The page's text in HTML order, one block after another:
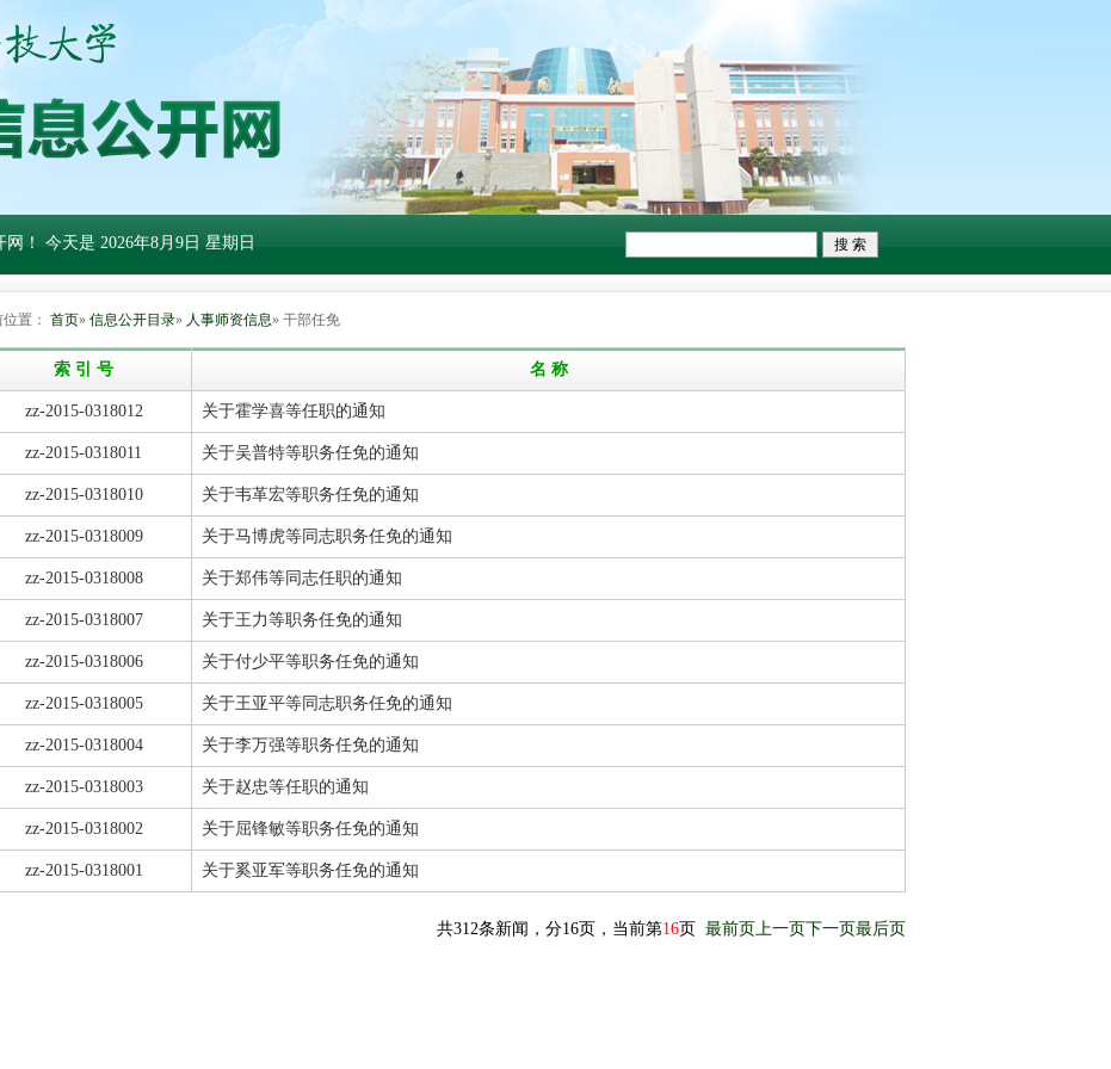
网！ 今天是 2026年8月9日 星期日
置： 首页» 信息公开目录» 人事师资信息» 干部任免
索 引 号 名 称
zz-2015-0318012 关于霍学喜等任职的通知
zz-2015-0318011 关于吴普特等职务任免的通知
zz-2015-0318010 关于韦革宏等职务任免的通知
zz-2015-0318009 关于马博虎等同志职务任免的通知
zz-2015-0318008 关于郑伟等同志任职的通知
zz-2015-0318007 关于王力等职务任免的通知
zz-2015-0318006 关于付少平等职务任免的通知
zz-2015-0318005 关于王亚平等同志职务任免的通知
zz-2015-0318004 关于李万强等职务任免的通知
zz-2015-0318003 关于赵忠等任职的通知
zz-2015-0318002 关于屈锋敏等职务任免的通知
zz-2015-0318001 关于奚亚军等职务任免的通知
共312条新闻，分16页，当前第16页 最前页上一页下一页最后页